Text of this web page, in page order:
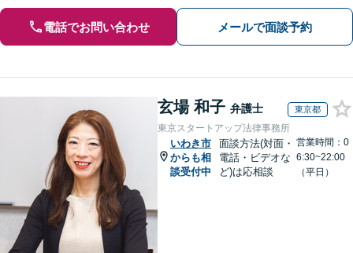
電話でお問い合わせ メールで面談予約
玄場 和子 弁護士 東京都
東京スタートアップ法律事務所
いわき市
からも相
談受付中
面談方法(対面・
電話・ビデオな
ど)は応相談
営業時間：0
6:30~22:00
（平日）